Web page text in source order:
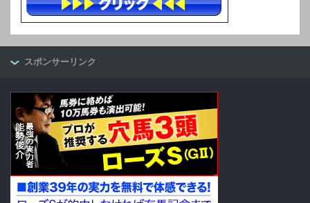
スポンサーリンク